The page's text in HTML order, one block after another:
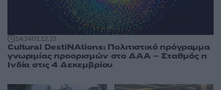
14:2401.12.23
Cultural DestiNAtions: Πολιτιστικό πρόγραμμα
γνωριμίας προορισμών στο ΔΑΑ – Σταθμός η
Ινδία στις 4 Δεκεμβρίου